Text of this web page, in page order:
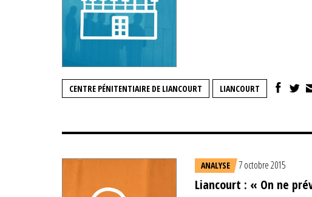
CENTRE PÉNITENTIAIRE DE LIANCOURT LIANCOURT
ANALYSE 7 octobre 2015
Liancourt : « On ne